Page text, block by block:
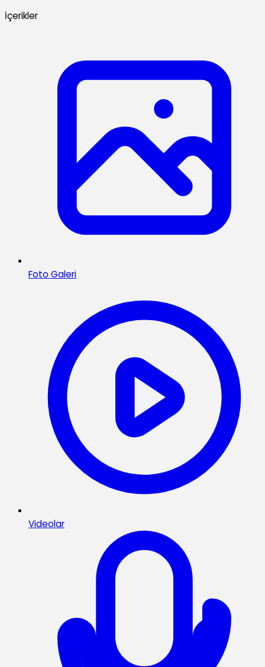
İçerikler
Foto Galeri
Videolar